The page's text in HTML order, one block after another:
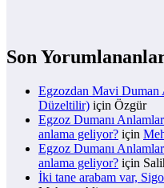
Son
Egzozdan Mavi Duman
Düzeltilir) için Özgür
Egzoz Dumanı
anlama geliyor? için
Egzoz Dumanı
anlama geliyor? için
İki tane arabam var,